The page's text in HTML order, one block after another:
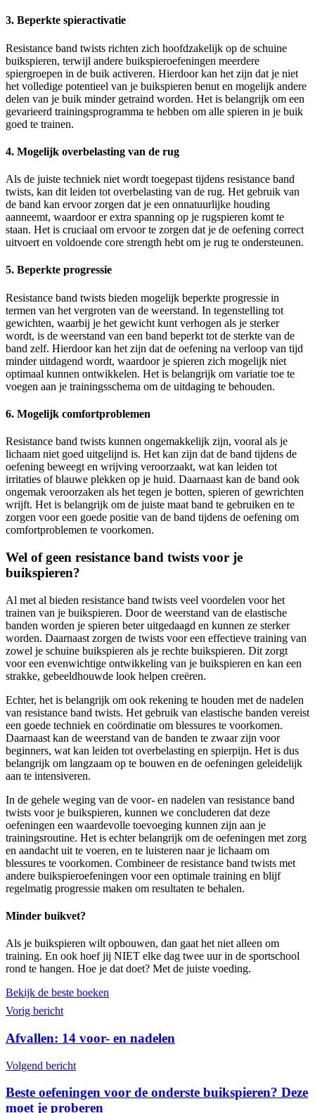
3. Beperkte spieractivatie
Resistance band twists richten zich hoofdzakelijk op de schuine
buikspieren, terwijl andere buikspieroefeningen meerdere
spiergroepen in de buik activeren. Hierdoor kan het zijn dat je niet
het volledige potentieel van je buikspieren benut en mogelijk andere
delen van je buik minder getraind worden. Het is belangrijk om een
gevarieerd trainingsprogramma te hebben om alle spieren in je buik
goed te trainen.
4. Mogelijk overbelasting van de rug
Als de juiste techniek niet wordt toegepast tijdens resistance band
twists, kan dit leiden tot overbelasting van de rug. Het gebruik van
de band kan ervoor zorgen dat je een onnatuurlijke houding
aanneemt, waardoor er extra spanning op je rugspieren komt te
staan. Het is cruciaal om ervoor te zorgen dat je de oefening correct
uitvoert en voldoende core strength hebt om je rug te ondersteunen.
5. Beperkte progressie
Resistance band twists bieden mogelijk beperkte progressie in
termen van het vergroten van de weerstand. In tegenstelling tot
gewichten, waarbij je het gewicht kunt verhogen als je sterker
wordt, is de weerstand van een band beperkt tot de sterkte van de
band zelf. Hierdoor kan het zijn dat de oefening na verloop van tijd
minder uitdagend wordt, waardoor je spieren zich mogelijk niet
optimaal kunnen ontwikkelen. Het is belangrijk om variatie toe te
voegen aan je trainingsschema om de uitdaging te behouden.
6. Mogelijk comfortproblemen
Resistance band twists kunnen ongemakkelijk zijn, vooral als je
lichaam niet goed uitgelijnd is. Het kan zijn dat de band tijdens de
oefening beweegt en wrijving veroorzaakt, wat kan leiden tot
irritaties of blauwe plekken op je huid. Daarnaast kan de band ook
ongemak veroorzaken als het tegen je botten, spieren of gewrichten
wrijft. Het is belangrijk om de juiste maat band te gebruiken en te
zorgen voor een goede positie van de band tijdens de oefening om
comfortproblemen te voorkomen.
Wel of geen resistance band twists voor je
buikspieren?
Al met al bieden resistance band twists veel voordelen voor het
trainen van je buikspieren. Door de weerstand van de elastische
banden worden je spieren beter uitgedaagd en kunnen ze sterker
worden. Daarnaast zorgen de twists voor een effectieve training van
zowel je schuine buikspieren als je rechte buikspieren. Dit zorgt
voor een evenwichtige ontwikkeling van je buikspieren en kan een
strakke, gebeeldhouwde look helpen creëren.
Echter, het is belangrijk om ook rekening te houden met de nadelen
van resistance band twists. Het gebruik van elastische banden vereist
een goede techniek en coördinatie om blessures te voorkomen.
Daarnaast kan de weerstand van de banden te zwaar zijn voor
beginners, wat kan leiden tot overbelasting en spierpijn. Het is dus
belangrijk om langzaam op te bouwen en de oefeningen geleidelijk
aan te intensiveren.
In de gehele weging van de voor- en nadelen van resistance band
twists voor je buikspieren, kunnen we concluderen dat deze
oefeningen een waardevolle toevoeging kunnen zijn aan je
trainingsroutine. Het is echter belangrijk om de oefeningen met zorg
en aandacht uit te voeren, en te luisteren naar je lichaam om
blessures te voorkomen. Combineer de resistance band twists met
andere buikspieroefeningen voor een optimale training en blijf
regelmatig progressie maken om resultaten te behalen.
Minder buikvet?
Als je buikspieren wilt opbouwen, dan gaat het niet alleen om
training. En ook hoef jij NIET elke dag twee uur in de sportschool
rond te hangen. Hoe je dat doet? Met de juiste voeding.
Bekijk de beste boeken
Vorig bericht
Afvallen: 14 voor- en nadelen
Volgend bericht
Beste oefeningen voor de onderste buikspieren? Deze
moet je proberen